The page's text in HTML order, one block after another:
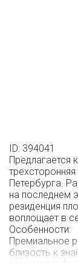
ID: 394041
Предлагается
Петербурга.
на последнем
резиденция
воплощает в
Особенности:
Премиальное
близость к
развитая